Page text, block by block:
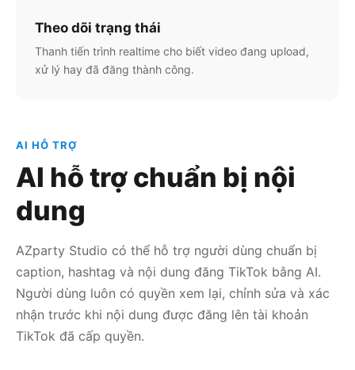
Theo dõi trạng thái
Thanh tiến trình realtime cho biết video đang upload,
xử lý hay đã đăng thành công.
AI HỖ TRỢ
AI hỗ trợ chuẩn bị nội
dung
AZparty Studio có thể hỗ trợ người dùng chuẩn bị
caption, hashtag và nội dung đăng TikTok bằng AI.
Người dùng luôn có quyền xem lại, chỉnh sửa và xác
nhận trước khi nội dung được đăng lên tài khoản
TikTok đã cấp quyền.